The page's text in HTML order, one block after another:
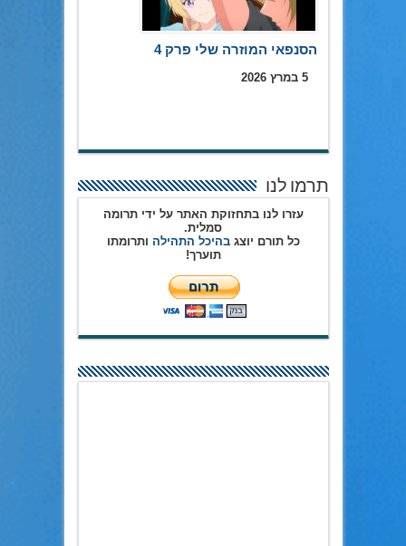
הסנפאי המוזרה שלי פרק 4
5 במרץ 2026
תרמו לנו
עזרו לנו בתחזוקת האתר על ידי תרומה
סמלית.
כל תורם יוצגבהיכל התהילה ותרומתו
תוערך!